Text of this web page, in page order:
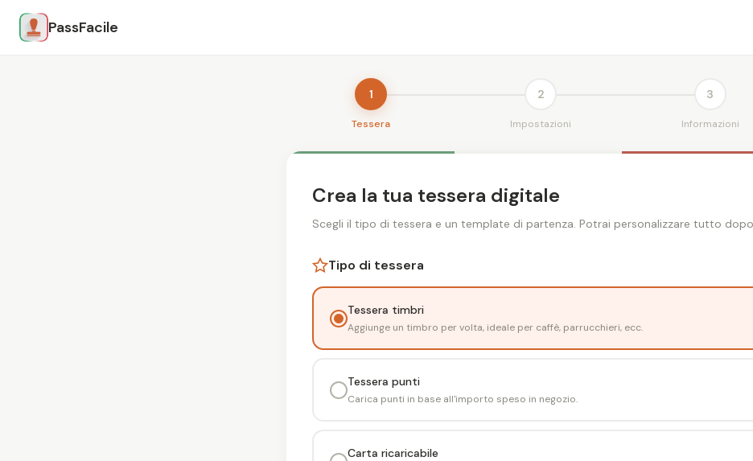
PassFacile
1
Tessera
2
Impostazioni
3
Informazioni
Crea la tua tessera digitale
Scegli il tipo di tessera e un template di partenza. Potrai personalizzare tutto
Tipo di tessera
Tessera timbri
Aggiunge un timbro per volta, ideale per caffè, parrucchieri, ecc.
Tessera punti
Carica punti in base all'importo speso in negozio.
Carta ricaricabile